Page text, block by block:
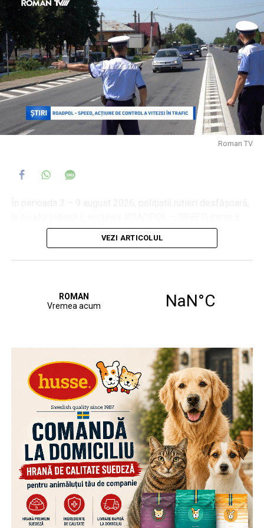
Roman TV este partener media al evenimentului.
Roman TV
calendarului de activități al Organizației Europene a
Polițiilor Rutiere, având ca scop prevenirea accidentelor de
circulație produse pe fondul nerespectării regimului legal
rutier, utilizând echipamente pentru măsurarea vitezei de
Viteza excesivă sau neadaptată condițiilor de drum
reprezintă una dintre principalele cauze generatoare de
accidente rutiere grave. Respectarea limitelor legale și
adaptarea vitezei la condițiile de trafic, de drum și de
vreme pot face diferența dintre un drum parcurs în
siguranță și o tragedie.
VEZI ARTICOLUL